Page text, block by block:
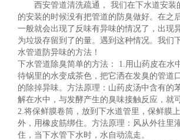
西安管道清洗疏通， 我们在下水道安装
的安装的时候没有把管道的防臭做好。在之
一般就会出现了反味有异味的情况了，出现
为垃圾存留到了的量。遇到这种情况。我们
水管道防异味的方法！
下水管道除臭简单的方法： 1.用山药皮在水
待锅里的水变成茶色，把它洒在发臭的管道
的除掉异味。方法原理：山药皮汤中含有的
解在水中，与发酵产生的臭味接触反应，就
2.将保鲜膜卷筒，放到下水道管里，保鲜膜
外，用橡皮筋绑住。方法原理：风从外往里
住，当下水管下水时，水自动流走。